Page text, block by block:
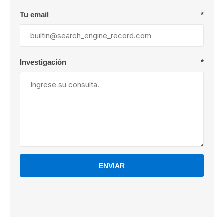
Tu email *
Investigación *
ENVIAR